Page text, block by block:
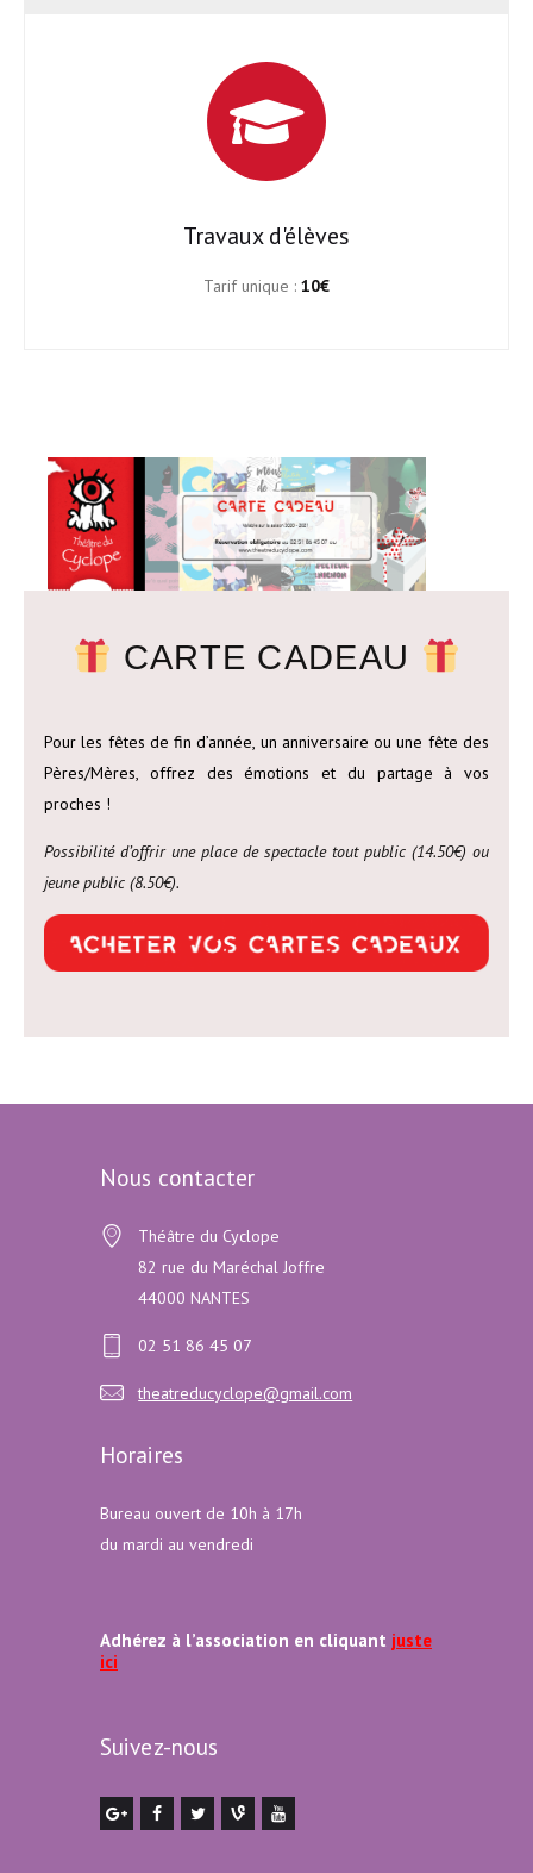
Travaux d'élèves
Tarif unique : 10€
CARTE CADEAU
Pour les fêtes de fin d’année, un anniversaire ou une fête des
Pères/Mères, offrez des émotions et du partage à vos
proches !
Possibilité d’offrir une place de spectacle tout public (14.50€) ou
jeune public (8.50€).
Nous contacter
Théâtre du Cyclope
82 rue du Maréchal Joffre
44000 NANTES
02 51 86 45 07
theatreducyclope@gmail.com
Horaires
Bureau ouvert de 10h à 17h
du mardi au vendredi
Adhérez à l’association en cliquant juste
ici
Suivez-nous